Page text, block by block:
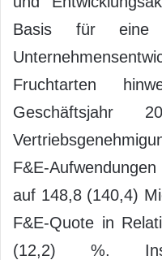
Basis für eine
Fruchtarten
Geschäftsjahr
F&E-
auf 148,8 (140,4)
F&E-Quote in
(12,2) %.